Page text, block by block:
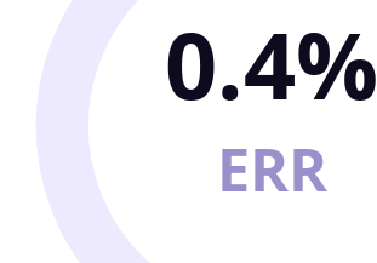
0.4%
ERR